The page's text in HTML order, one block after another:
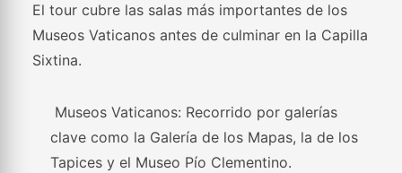
El tour cubre las salas más importantes de los
Museos Vaticanos antes de culminar en la Capilla
Sixtina.
Museos Vaticanos: Recorrido por galerías
clave como la Galería de los Mapas, la de los
Tapices y el Museo Pío Clementino.